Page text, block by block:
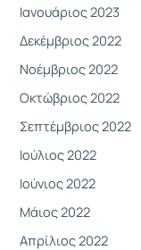
Ιανουάριος 2023
Δεκέμβριος 2022
Νοέμβριος 2022
Οκτώβριος 2022
Σεπτέμβριος 2022
Ιούλιος 2022
Ιούνιος 2022
Μάιος 2022
Απρίλιος 2022